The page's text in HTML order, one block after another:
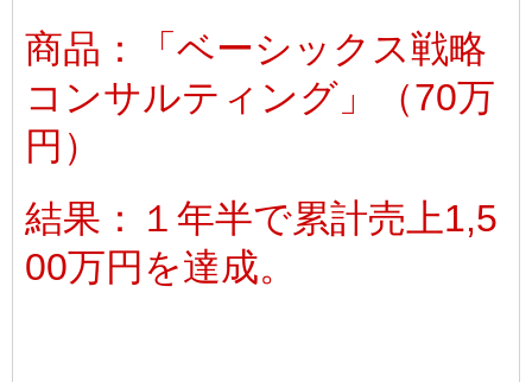
商品：「ベーシックス戦略
コンサルティング」（70万
円）
結果：１年半で累計売上1,5
00万円を達成。